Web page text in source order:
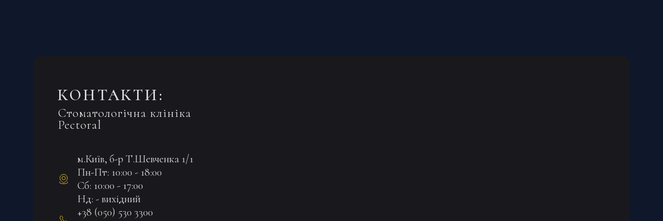
КОНТАКТИ:
Стоматологічна клініка
Pectoral
м.Київ, б-р Т.Шевченка 1/1
Пн-Пт: 10:00 - 18:00
Сб: 10:00 - 17:00
Нд: - вихідний
+38 (050) 530 3300